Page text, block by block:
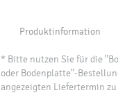
Produktinformation
* Bitte nutzen Sie für die
oder Bodenplatte"-
angezeigten Liefertermin